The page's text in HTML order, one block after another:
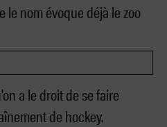
le nom évoque déjà le zoo
a le droit de se faire
de hockey.